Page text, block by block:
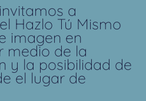
a
Hazlo Tú Mismo
imagen en
medio de la
y la posibilidad de
el lugar de